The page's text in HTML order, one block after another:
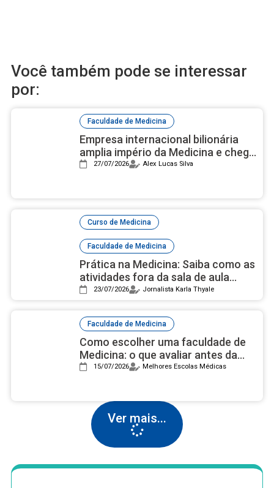
Você também pode se interessar
por:
Faculdade de Medicina
Empresa internacional bilionária
amplia império da Medicina e chega
à sexta faculdade no Brasil
27/07/2026 Alex Lucas Silva
Curso de Medicina
Faculdade de Medicina
Prática na Medicina: Saiba como as
atividades fora da sala de aula
auxiliam na carreira
23/07/2026 Jornalista Karla Thyale
Faculdade de Medicina
Como escolher uma faculdade de
Medicina: o que avaliar antes da
decisão
15/07/2026 Melhores Escolas Médicas
Ver mais...